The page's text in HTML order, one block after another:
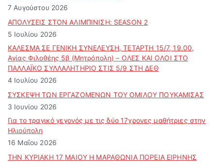
ρ
ρ
ω
ν
7 Αυγούστου 2026
ΑΠΟΛΥΣΕΙΣ ΣΤΟΝ ΑΛΙΜΠΙΝΙΣΗ: SEASON 2
5 Ιουλίου 2026
ΚΑΛΕΣΜΑ ΣΕ ΓΕΝΙΚΗ ΣΥΝΕΛΕΥΣΗ, ΤΕΤΑΡΤΗ 15/7, 19.00,
Αγίας Φιλοθέης 5β (Μητρόπολη) – ΟΛΕΣ ΚΑΙ ΟΛΟΙ ΣΤΟ
ΠΑΛΛΑΪΚΟ ΣΥΛΛΑΛΗΤΗΡΙΟ ΣΤΙΣ 5/9 ΣΤΗ ΔΕΘ
4 Ιουλίου 2026
ΣΥΣΚΕΨΗ ΤΩΝ ΕΡΓΑΖΟΜΕΝΩΝ ΤΟΥ ΟΜΙΛΟΥ ΠΟΥΚΑΜΙΣΑΣ
3 Ιουνίου 2026
Για το τραγικό γεγονός με τις δύο 17χρονες μαθήτριες στην
Ηλιούπολη
16 Μαΐου 2026
ΤΗΝ ΚΥΡΙΑΚΗ 17 ΜΑΙΟΥ Η ΜΑΡΑΘΩΝΙΑ ΠΟΡΕΙΑ ΕΙΡΗΝΗΣ